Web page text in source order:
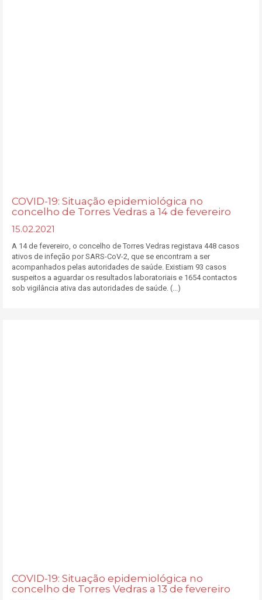
COVID-19: Situação epidemiológica no
concelho de Torres Vedras a 14 de fevereiro
15.02.2021
A 14 de fevereiro, o concelho de Torres Vedras registava 448 casos
ativos de infeção por SARS-CoV-2, que se encontram a ser
acompanhados pelas autoridades de saúde. Existiam 93 casos
suspeitos a aguardar os resultados laboratoriais e 1654 contactos
sob vigilância ativa das autoridades de saúde. (...)
COVID-19: Situação epidemiológica no
concelho de Torres Vedras a 13 de fevereiro